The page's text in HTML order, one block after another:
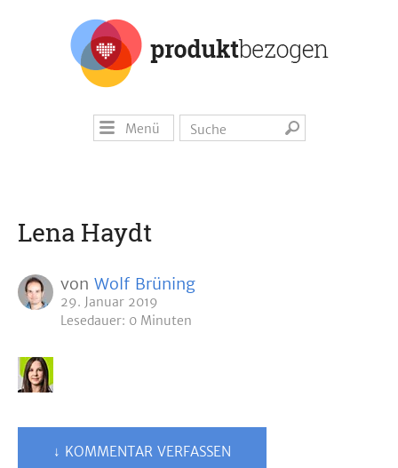
Menü
Lena Haydt
von Wolf Brüning
29. Januar 2019
Lesedauer: 0 Minuten
↓ KOMMENTAR VERFASSEN